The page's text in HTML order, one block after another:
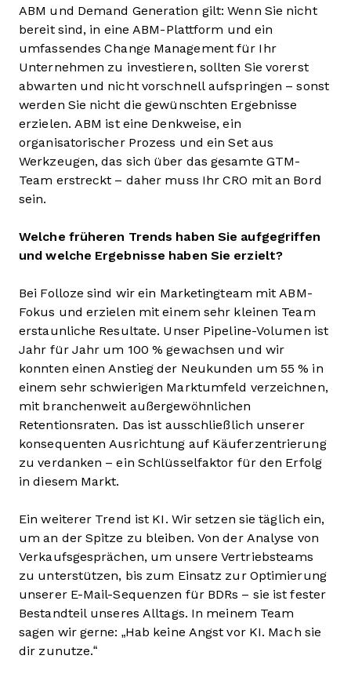
ABM und Demand Generation gilt: Wenn Sie nicht
bereit sind, in eine ABM-Plattform und ein
umfassendes Change Management für Ihr
Unternehmen zu investieren, sollten Sie vorerst
abwarten und nicht vorschnell aufspringen – sonst
werden Sie nicht die gewünschten Ergebnisse
erzielen. ABM ist eine Denkweise, ein
organisatorischer Prozess und ein Set aus
Werkzeugen, das sich über das gesamte GTM-
Team erstreckt – daher muss Ihr CRO mit an Bord
sein.
Welche früheren Trends haben Sie aufgegriffen
und welche Ergebnisse haben Sie erzielt?
Bei Folloze sind wir ein Marketingteam mit ABM-
Fokus und erzielen mit einem sehr kleinen Team
erstaunliche Resultate. Unser Pipeline-Volumen ist
Jahr für Jahr um 100 % gewachsen und wir
konnten einen Anstieg der Neukunden um 55 % in
einem sehr schwierigen Marktumfeld verzeichnen,
mit branchenweit außergewöhnlichen
Retentionsraten. Das ist ausschließlich unserer
konsequenten Ausrichtung auf Käuferzentrierung
zu verdanken – ein Schlüsselfaktor für den Erfolg
in diesem Markt.
Ein weiterer Trend ist KI. Wir setzen sie täglich ein,
um an der Spitze zu bleiben. Von der Analyse von
Verkaufsgesprächen, um unsere Vertriebsteams
zu unterstützen, bis zum Einsatz zur Optimierung
unserer E-Mail-Sequenzen für BDRs – sie ist fester
Bestandteil unseres Alltags. In meinem Team
sagen wir gerne: „Hab keine Angst vor KI. Mach sie
dir zunutze.“